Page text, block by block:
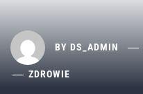
BY DS_ADMIN
ZDROWIE